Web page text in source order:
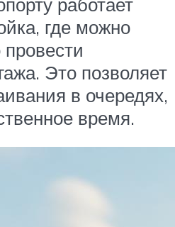
где можно
Это позволяет
в очередях,
время.